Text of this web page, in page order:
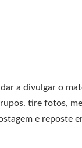
a divulgar o
tire fotos,
e reposte